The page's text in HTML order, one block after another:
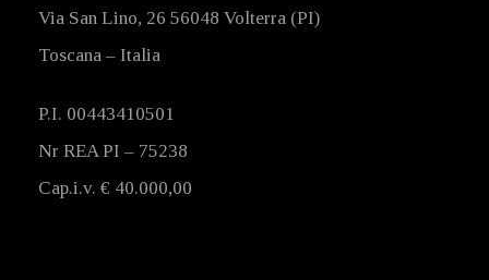
Via San Lino, 26 56048 Volterra (PI)
Toscana – Italia
P.I. 00443410501
Nr REA PI – 75238
Cap.i.v. € 40.000,00